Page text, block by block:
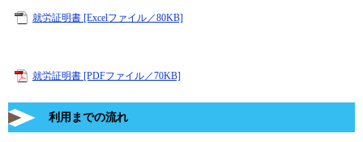
就労証明書 [Excelファイル／80KB]
就労証明書 [PDFファイル／70KB]
利用までの流れ